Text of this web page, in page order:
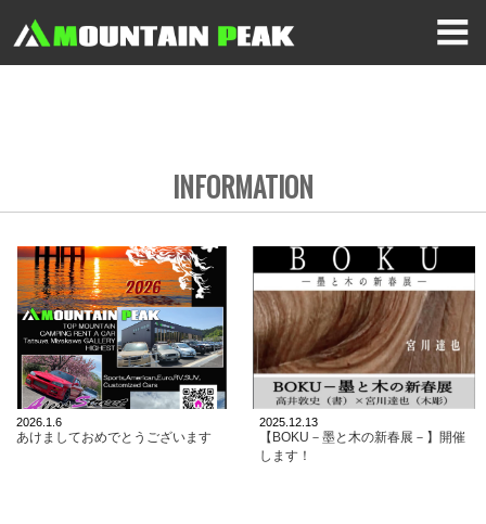
INFORMATION
2026.1.6
あけましておめでとうございます
2025.12.13
【BOKU－墨と木の新春展－】開催
します！